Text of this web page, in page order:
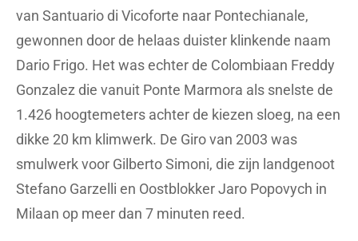
van Santuario di Vicoforte naar Pontechianale,
gewonnen door de helaas duister klinkende naam
Dario Frigo. Het was echter de Colombiaan Freddy
Gonzalez die vanuit Ponte Marmora als snelste de
1.426 hoogtemeters achter de kiezen sloeg, na een
dikke 20 km klimwerk. De Giro van 2003 was
smulwerk voor Gilberto Simoni, die zijn landgenoot
Stefano Garzelli en Oostblokker Jaro Popovych in
Milaan op meer dan 7 minuten reed.